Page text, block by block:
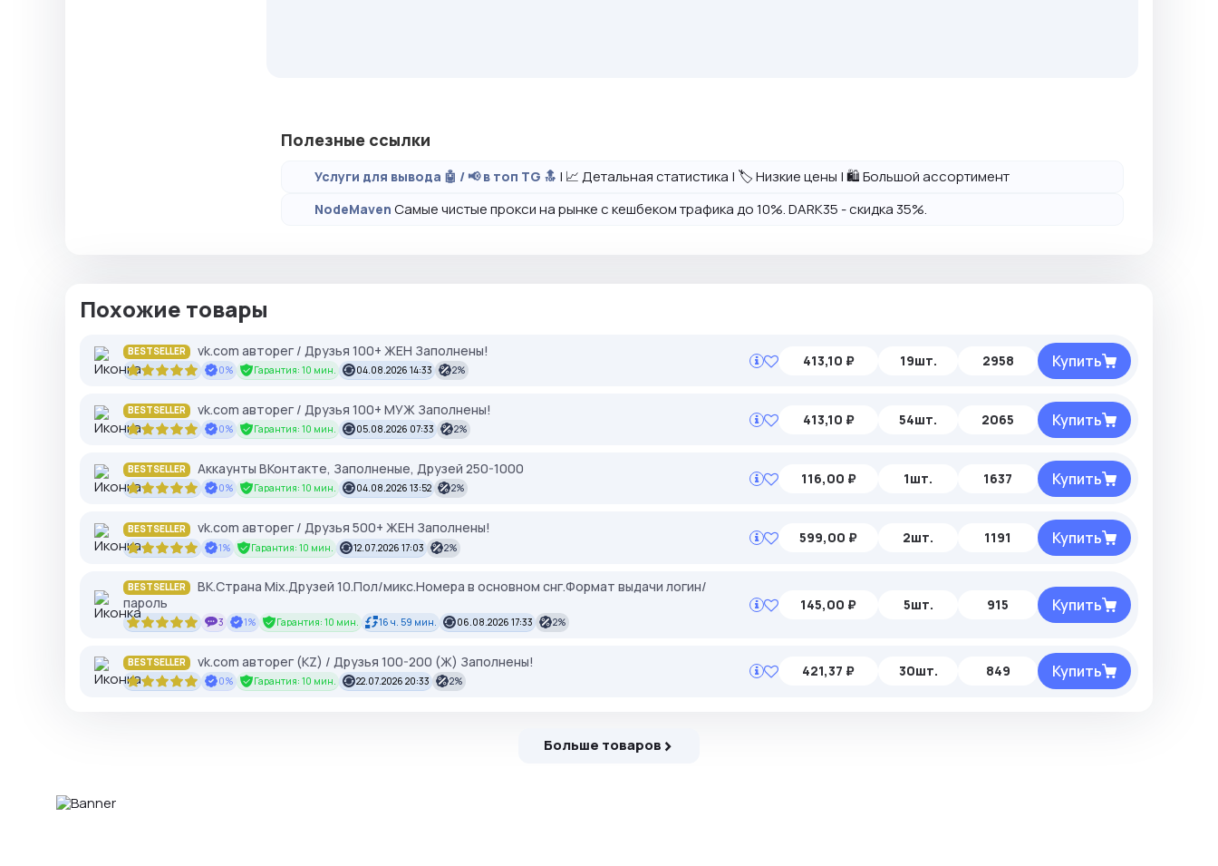
Полезные ссылки
Услуги для вывода 🤖 / 📢 в топ TG 🔝 | 📈 Детальная статистика | 🏷️ Низкие цены | 🛍️ Большой ассортимент
NodeMaven Самые чистые прокси на рынке с кешбеком трафика до 10%. DARK35 - скидка 35%.
Похожие товары
BESTSELLER vk.com авторег / Друзья 100+ ЖЕН Заполнены!
0% Гарантия: 10 мин. 04.08.2026 14:33 2%
413,10 ₽ 19шт. 2958 Купить
BESTSELLER vk.com авторег / Друзья 100+ МУЖ Заполнены!
0% Гарантия: 10 мин. 05.08.2026 07:33 2%
413,10 ₽ 54шт. 2065 Купить
BESTSELLER Аккаунты ВКонтакте, Заполненые, Друзей 250-1000
0% Гарантия: 10 мин. 04.08.2026 13:52 2%
116,00 ₽ 1шт. 1637 Купить
BESTSELLER vk.com авторег / Друзья 500+ ЖЕН Заполнены!
1% Гарантия: 10 мин. 12.07.2026 17:03 2%
599,00 ₽ 2шт. 1191 Купить
BESTSELLER
ВК.Страна Mix.Друзей 10.Пол/микс.Номера в основном снг.Формат выдачи логин/
пароль
3 1% Гарантия: 10 мин. 16 ч. 59 мин. 06.08.2026 17:33 2%
145,00 ₽ 5шт. 915 Купить
BESTSELLER vk.com авторег (KZ) / Друзья 100-200 (Ж) Заполнены!
0% Гарантия: 10 мин. 22.07.2026 20:33 2%
421,37 ₽ 30шт. 849 Купить
Больше товаров